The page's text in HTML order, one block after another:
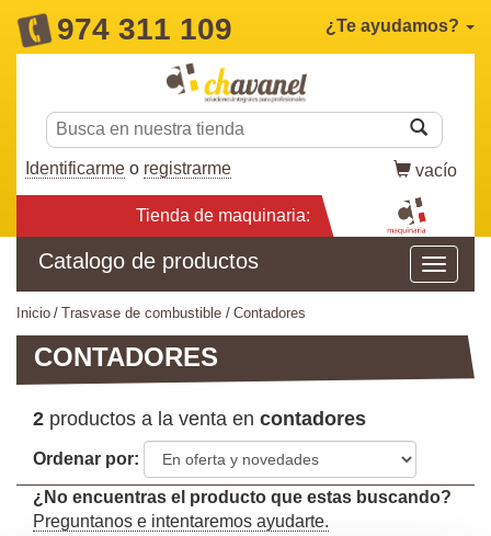
974 311 109 ¿Te ayudamos?
Identificarme o registrarme vacío
Tienda de maquinaria:
Catalogo de productos
inicio trasvase de combustible contadores
CONTADORES
2 productos a la venta en contadores
Ordenar por:
¿No encuentras el producto que estas buscando?
Preguntanos e intentaremos ayudarte.